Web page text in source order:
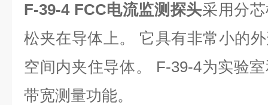
F-39-4 FCC电流监测探头采用分
松夹在导体上。 它具有非常小的
空间内夹住导体。 F-39-4为实验
带宽测量功能。